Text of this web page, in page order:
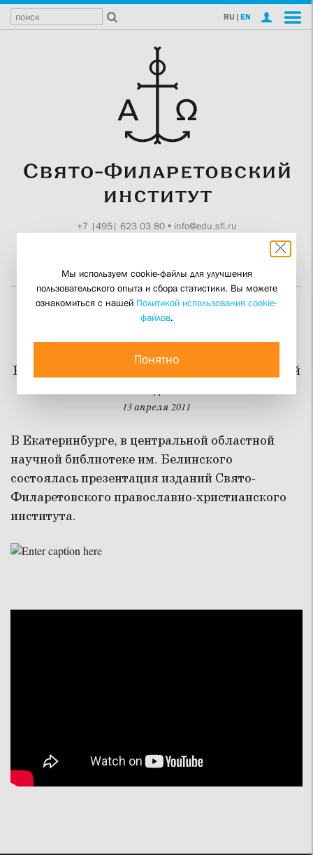
RU | EN
+7 |495| 623 03 80• info@edu.sfi.ru
Благодарю за перевод!
В Екатеринбурге прошла презентация изданий
СФИ. Видеосюжет
13 апреля 2011
В Екатеринбурге, в центральной областной
научной библиотеке им. Белинского
состоялась презентация изданий Свято-
Филаретовского православно-христианского
института.
Мы используем cookie-файлы для улучшения
пользовательского опыта и сбора статистики. Вы можете
ознакомиться с нашей Политикой использования cookie-
файлов.
Понятно